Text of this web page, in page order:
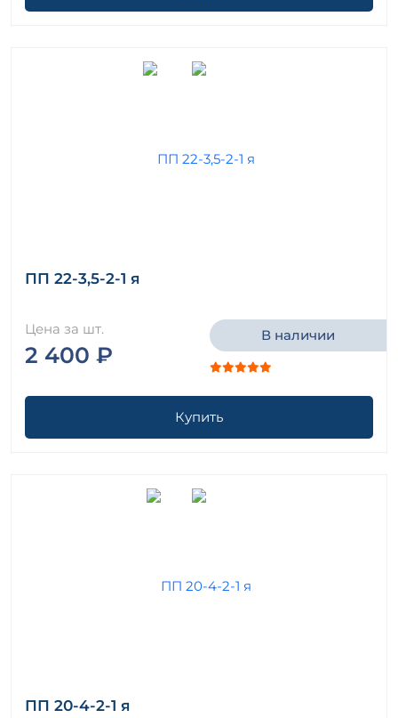
ПП 22-3,5-2-1 я
Цена за шт.
2 400 ₽
В наличии
Купить
ПП 20-4-2-1 я